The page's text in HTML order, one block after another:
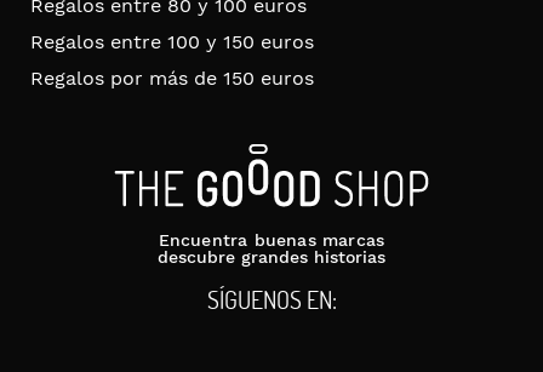
Regalos entre 80 y 100 euros
Regalos entre 100 y 150 euros
Regalos por más de 150 euros
Encuentra buenas marcas
descubre grandes historias
SÍGUENOS EN: